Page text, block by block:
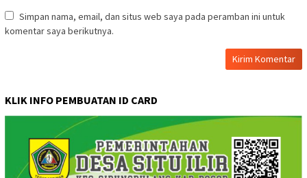
Simpan nama, email, dan situs web saya pada peramban ini untuk
komentar saya berikutnya.
KLIK INFO PEMBUATAN ID CARD